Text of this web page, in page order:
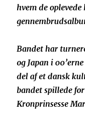
hvem de
Bandet har
og Japan i
del af et dansk
bandet spillede
Kronprinsesse